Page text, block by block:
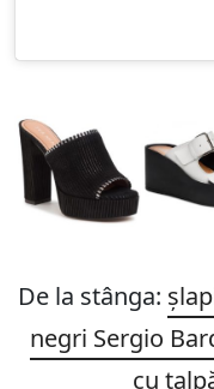
De la stânga:
negri Sergio
cu